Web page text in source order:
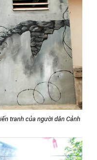
tranh của người dân Cảnh